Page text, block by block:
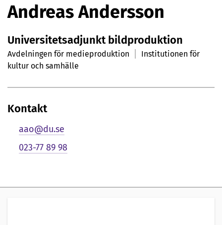
P
e
r
s
o
n
p
Andreas Andersson
Universitetsadjunkt bildproduktion
Avdelningen för medieproduktion
Institutionen för
kultur och samhälle
Kontakt
aao@du.se
023-77 89 98